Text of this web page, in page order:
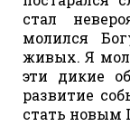
стал
молился
живых. Я
эти дикие
развитие
стать новым